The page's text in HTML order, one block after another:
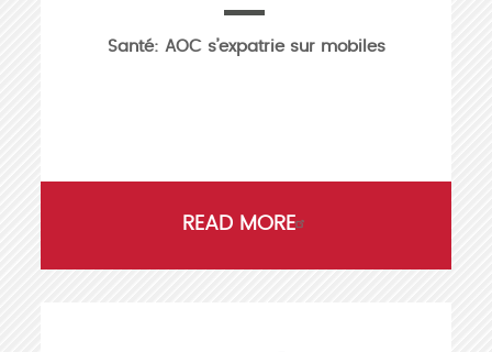
Santé: AOC s’expatrie sur mobiles
READ MORE